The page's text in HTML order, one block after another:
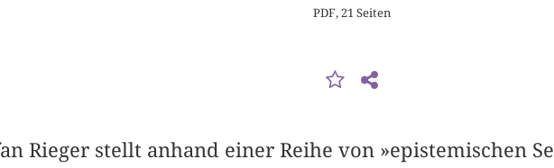
PDF, 21 Seiten
Rieger stellt anhand einer Reihe von »epistemischen